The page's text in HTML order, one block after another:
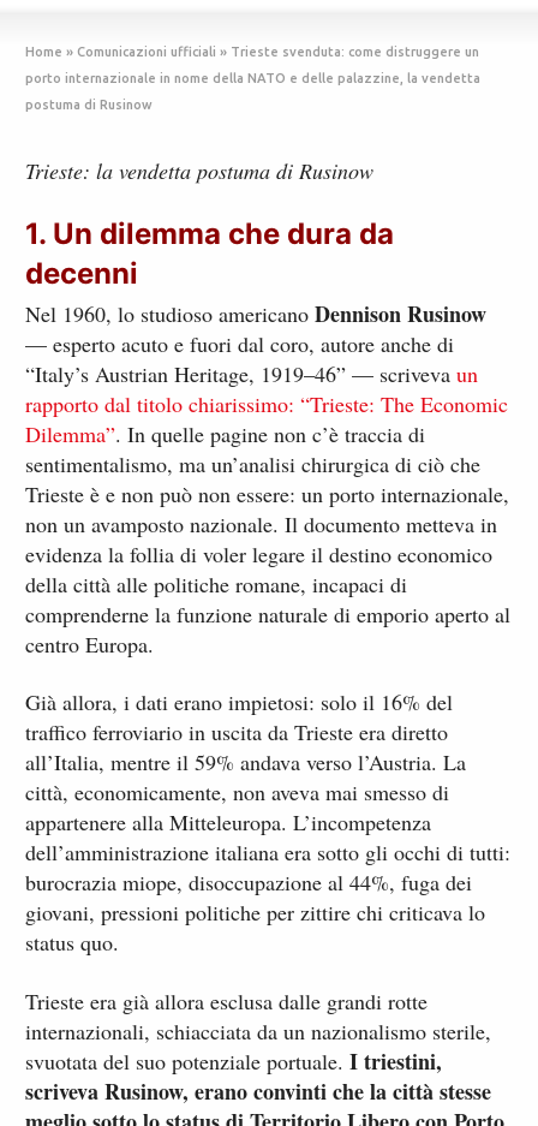
Home » Comunicazioni ufficiali » Trieste svenduta: come distruggere un
porto internazionale in nome della NATO e delle palazzine, la vendetta
postuma di Rusinow
Trieste: la vendetta postuma di Rusinow
1. Un dilemma che dura da
decenni
Nel 1960, lo studioso americanoDennison Rusinow
— esperto acuto e fuori dal coro, autore anche di
“Italy’s Austrian Heritage, 1919–46” — scrivevaun
rapporto dal titolo chiarissimo: “Trieste: The Economic
Dilemma”. In quelle pagine non c’è traccia di
sentimentalismo, ma un’analisi chirurgica di ciò che
Trieste è e non può non essere: un porto internazionale,
non un avamposto nazionale. Il documento metteva in
evidenza la follia di voler legare il destino economico
della città alle politiche romane, incapaci di
comprenderne la funzione naturale di emporio aperto al
centro Europa.
Già allora, i dati erano impietosi: solo il 16% del
traffico ferroviario in uscita da Trieste era diretto
all’Italia, mentre il 59% andava verso l’Austria. La
città, economicamente, non aveva mai smesso di
appartenere alla Mitteleuropa. L’incompetenza
dell’amministrazione italiana era sotto gli occhi di tutti:
burocrazia miope, disoccupazione al 44%, fuga dei
giovani, pressioni politiche per zittire chi criticava lo
status quo.
Trieste era già allora esclusa dalle grandi rotte
internazionali, schiacciata da un nazionalismo sterile,
svuotata del suo potenziale portuale. I triestini,
scriveva Rusinow, erano convinti che la città stesse